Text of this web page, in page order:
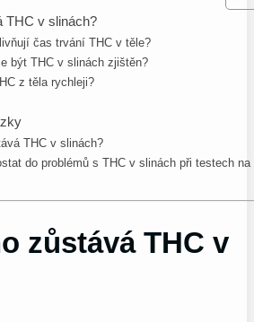
THC v slinách?
čas trvání THC v těle?
být THC v slinách zjištěn?
z těla rychleji?
THC v slinách?
do problémů s THC v slinách při testech na
zůstává THC v